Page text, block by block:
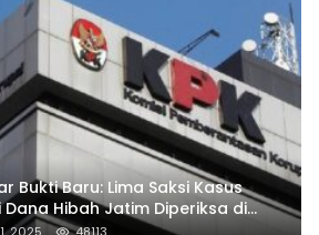
Bukti Baru: Lima Saksi Kasus
Dana Hibah Jatim Diperiksa di